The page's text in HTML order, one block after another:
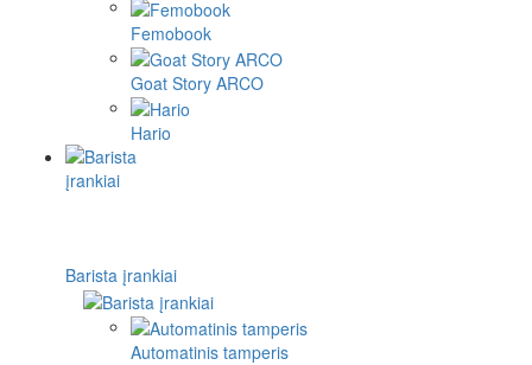
Femobook
Goat Story ARCO
Hario
Barista įrankiai
Automatinis tamperis